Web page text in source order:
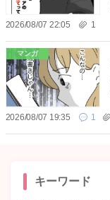
2026/08/07 22:05 1
マンガ
2026/08/07 19:35 1
キーワード